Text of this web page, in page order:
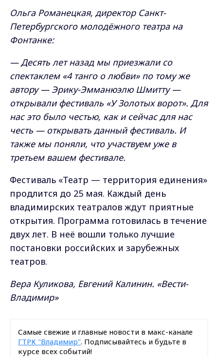
Ольга Романецкая, директор Санкт-
Петербургского молодёжного театра на
Фонтанке:
— Десять лет назад мы приезжали со
спектаклем «4 танго о любви» по тому же
автору — Эрику-Эмманюэлю Шмитту —
открывали фестиваль «У Золотых ворот». Для
нас это было честью, как и сейчас для нас
честь — открывать данный фестиваль. И
также мы поняли, что участвуем уже в
третьем вашем фестивале.
Фестиваль «Театр — территория единения»
продлится до 25 мая. Каждый день
владимирских театралов ждут приятные
открытия. Программа готовилась в течение
двух лет. В неё вошли только лучшие
постановки российских и зарубежных
театров.
Вера Куликова, Евгений Калинин. «Вести-
Владимир»
Самые свежие и главные новости в макс-канале
ГТРК "Владимир". Подписывайтесь и будьте в
курсе всех событий!